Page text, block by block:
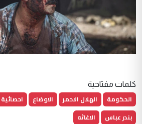
كلمات مفتاحية
الحكومة الهلال الاحمر الاوضاع احصائية
بندر عباس
الاغاثه